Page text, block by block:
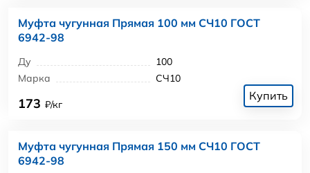
Муфта чугунная Прямая 100 мм СЧ10 ГОСТ
6942-98
Ду
100
Марка
СЧ10
173 ₽/кг
Купить
Муфта чугунная Прямая 150 мм СЧ10 ГОСТ
6942-98